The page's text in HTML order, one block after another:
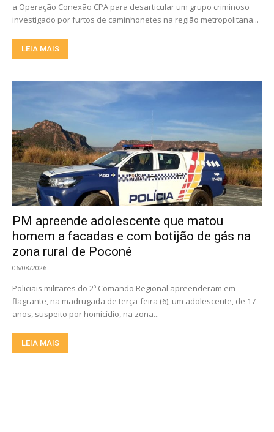
a Operação Conexão CPA para desarticular um grupo criminoso
investigado por furtos de caminhonetes na região metropolitana...
LEIA MAIS
PM apreende adolescente que matou
homem a facadas e com botijão de gás na
zona rural de Poconé
06/08/2026
Policiais militares do 2º Comando Regional apreenderam em
flagrante, na madrugada de terça-feira (6), um adolescente, de 17
anos, suspeito por homicídio, na zona...
LEIA MAIS